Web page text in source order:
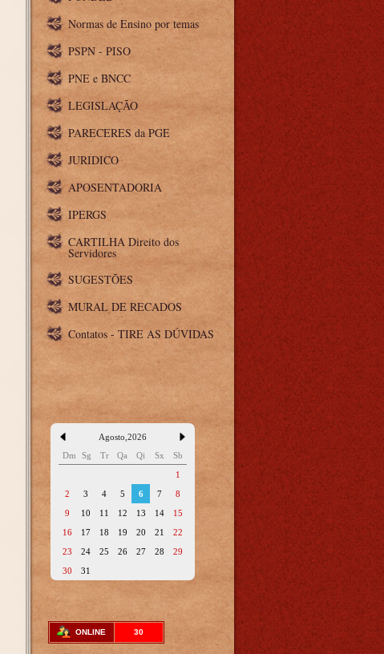
Normas de Ensino por temas
PSPN - PISO
PNE e BNCC
LEGISLAÇÃO
PARECERES da PGE
JURIDICO
APOSENTADORIA
IPERGS
CARTILHA Direito dos
Servidores
SUGESTÕES
MURAL DE RECADOS
Contatos - TIRE AS DÚVIDAS
Agosto 2026
Dm
Sg Tr Qa Qi Sx
Sb
1
2
3 4 5 6 7
8
9
10 11 12 13 14
15
16
17 18 19 20 21
22
23
24 25 26 27 28
29
30
31
ONLINE 30